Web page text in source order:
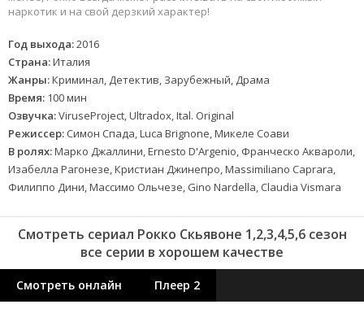
наркотик и на свой дерзкий характер!
Год выхода:2016
Страна:Италия
Жанры:Криминал, Детектив, Зарубежный, Драма
Время: 100 мин
Озвучка:ViruseProject, Ultradox, Ital. Original
Режиссер: Симон Спада, Luca Brignone, Микеле Соави
В ролях:Марко Джаллини, Ernesto D'Argenio, Франческо Аквароли,
Изабелла Рагонезе, Кристиан Джинепро, Massimiliano Caprara,
Филиппо Дини, Массимо Ольчезе, Gino Nardella, Claudia Vismara
Смотреть сериал Рокко Скьявоне 1,2,3,4,5,6 сезон
все серии в хорошем качестве
Смотреть онлайн Плеер 2